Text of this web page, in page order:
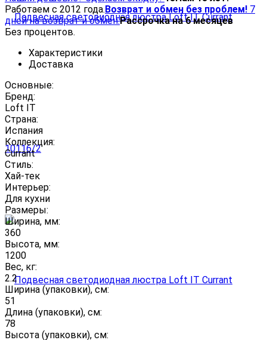
Работаем с 2012 года.Возврат и обмен без проблем! 7
дней на возврат и обмен.Рассрочка на 6 месяцев
Без процентов.
Характеристики
Доставка
Основные:
Бренд:
Loft IT
Страна:
Испания
Коллекция:
Currant
Стиль:
Хай-тек
Интерьер:
Для кухни
Размеры:
Ширина, мм:
360
Высота, мм:
1200
Вес, кг:
2.2
Ширина (упаковки), см:
51
Длина (упаковки), см:
78
Высота (упаковки), см: